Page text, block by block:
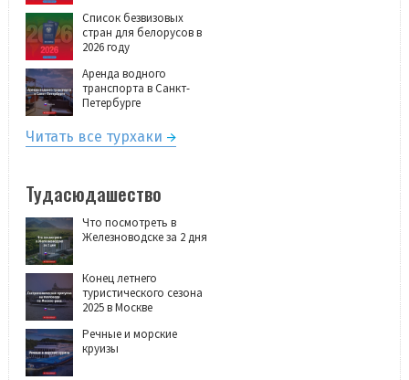
Список безвизовых
стран для белорусов в
2026 году
Аренда водного
транспорта в Санкт-
Петербурге
Читать все турхаки
Тудасюдашество
Что посмотреть в
Железноводске за 2 дня
Конец летнего
туристического сезона
2025 в Москве
Речные и морские
круизы